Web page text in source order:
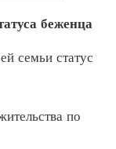
беженца
семьи статус
по